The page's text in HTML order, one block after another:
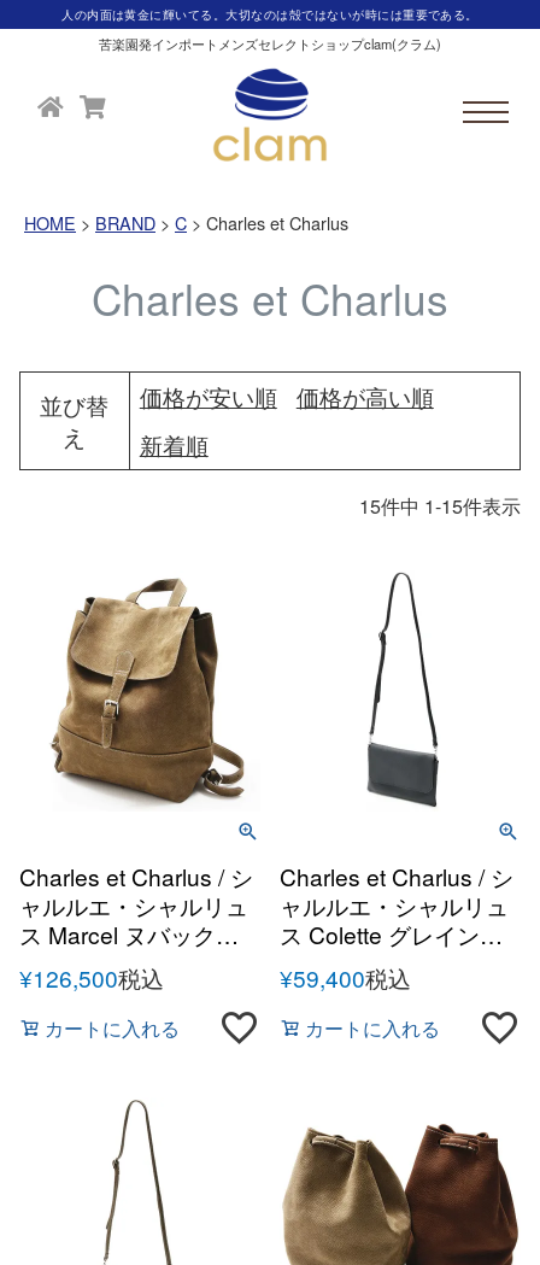
人の内面は黄金に輝いてる。大切なのは殻ではないが時には重要である。
苦楽園発インポートメンズセレクトショップclam(クラム)
HOME BRAND C Charles et Charlus
Charles et Charlus
並び替
え
価格が安い順
価格が高い順
新着順
15件中 1-15件表示
Charles et Charlus / シ
ャルルエ・シャルリュ
ス Marcel ヌバックレ
ザーバッグパック
¥126,500税込
カートに入れる
Charles et Charlus / シ
ャルルエ・シャルリュ
ス Colette グレインレ
ザー サコッシュ ショル
ダーバッグ
¥59,400税込
カートに入れる